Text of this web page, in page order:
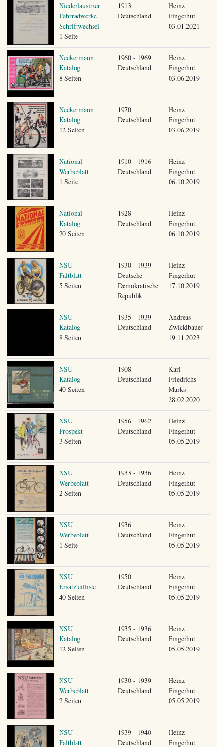
Niederlausitzer
Fahrradwerke
Schriftwechsel
1 Seite
1913
Deutschland
Heinz
Fingerhut
03.01.2021
Neckermann
Katalog
8 Seiten
1960 - 1969
Deutschland
Heinz
Fingerhut
03.06.2019
Neckermann
Katalog
12 Seiten
1970
Deutschland
Heinz
Fingerhut
03.06.2019
National
Werbeblatt
1 Seite
1910 - 1916
Deutschland
Heinz
Fingerhut
06.10.2019
National
Katalog
20 Seiten
1928
Deutschland
Heinz
Fingerhut
06.10.2019
NSU
Faltblatt
5 Seiten
1930 - 1939
Deutsche
Demokratische
Republik
Heinz
Fingerhut
17.10.2019
NSU
Katalog
8 Seiten
1935 - 1939
Deutschland
Andreas
Zwicklbauer
19.11.2023
NSU
Katalog
40 Seiten
1908
Deutschland
Karl-
Friedrichs
Marks
28.02.2020
NSU
Prospekt
3 Seiten
1956 - 1962
Deutschland
Heinz
Fingerhut
05.05.2019
NSU
Werbeblatt
2 Seiten
1933 - 1936
Deutschland
Heinz
Fingerhut
05.05.2019
NSU
Werbeblatt
1 Seite
1936
Deutschland
Heinz
Fingerhut
05.05.2019
NSU
Ersatzteilliste
40 Seiten
1950
Deutschland
Heinz
Fingerhut
05.05.2019
NSU
Katalog
12 Seiten
1935 - 1936
Deutschland
Heinz
Fingerhut
05.05.2019
NSU
Werbeblatt
2 Seiten
1930 - 1939
Deutschland
Heinz
Fingerhut
05.05.2019
NSU
Faltblatt
1939 - 1940
Deutschland
Heinz
Fingerhut